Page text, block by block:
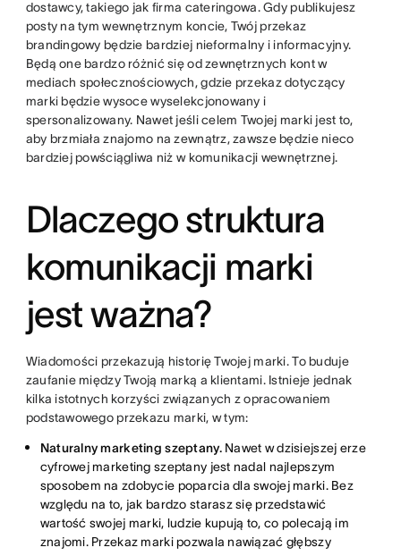
dostawcy, takiego jak firma cateringowa. Gdy publikujesz
posty na tym wewnętrznym koncie, Twój przekaz
brandingowy będzie bardziej nieformalny i informacyjny.
Będą one bardzo różnić się od zewnętrznych kont w
mediach społecznościowych, gdzie przekaz dotyczący
marki będzie wysoce wyselekcjonowany i
spersonalizowany. Nawet jeśli celem Twojej marki jest to,
aby brzmiała znajomo na zewnątrz, zawsze będzie nieco
bardziej powściągliwa niż w komunikacji wewnętrznej.
Dlaczego struktura
komunikacji marki
jest ważna?
Wiadomości przekazują historię Twojej marki. To buduje
zaufanie między Twoją marką a klientami. Istnieje jednak
kilka istotnych korzyści związanych z opracowaniem
podstawowego przekazu marki, w tym:
Naturalny marketing szeptany.Nawet w dzisiejszej erze
cyfrowej marketing szeptany jest nadal najlepszym
sposobem na zdobycie poparcia dla swojej marki. Bez
względu na to, jak bardzo starasz się przedstawić
wartość swojej marki, ludzie kupują to, co polecają im
znajomi. Przekaz marki pozwala nawiązać głębszy